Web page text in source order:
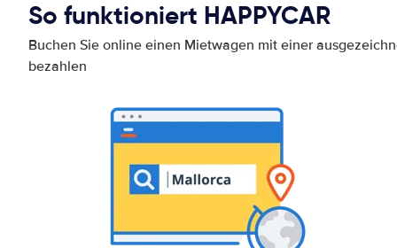
So funktioniert HAPPYCAR
Buchen Sie online einen Mietwagen mit einer
bezahlen